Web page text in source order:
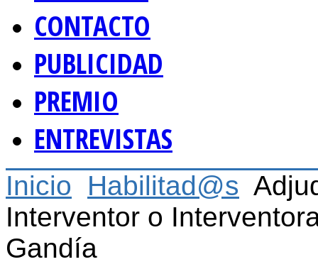
CONTACTO
PUBLICIDAD
PREMIO
ENTREVISTAS
Inicio Habilitad@s
Interventor o
Gandía